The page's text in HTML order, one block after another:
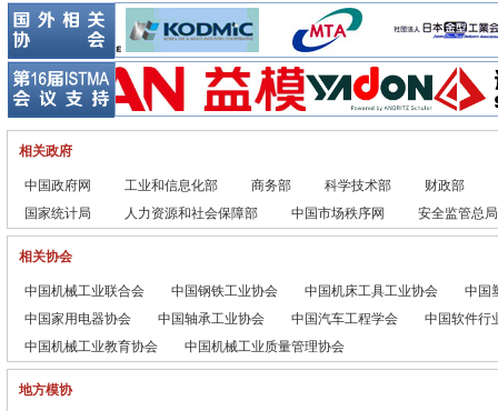
【大众日报】华天软件：...
信息化、自动化、智能化...
数码大方助力“互联网+...
大方工业云有效提升中小...
2017年首场国产工业...
融合 突破 创新 构建...
2017年Tebis中...
Tebis助力您的模具...
Tebis离线和交互式...
Tebis安全的交换数...
数码大方2016年十大...
华天软件荣获“智能服务...
SView：3D可视化...
“增材制造”随形水道引...
数控伺服液压机是当前液...
数控精密机械压力机及其...
热成形技术汽车轻量化的...
堆焊曲轴锻模高效加工技...
侧围外板成形仿真及工艺...
CUT
电极
合理
刀具
德克
高速
相关政府
中国政府网 工业和信息化部 商务部 科学技术部
财政部
国家统计局
人力资源和社会保障部 中国市场秩序网 安全监管总局
相关协会
中国机械工业联合会 中国钢铁工业协会 中国机床工具工业协会
中国
中国家用电器协会
中国轴承工业协会 中国汽车工程学会
中国软件行
中国机械工业教育协会
中国机械工业质量管理协会
地方模协